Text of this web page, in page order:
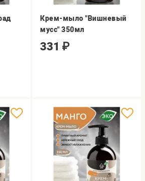
Крем-мыло "Вишневый
мусс" 350мл
331 ₽